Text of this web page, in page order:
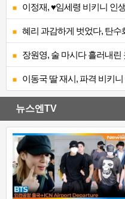
이정재, ♥임세령 비키니 인
혜리 과감하게 벗었다, 탄수
장원영, 술 마시다 흘러내
이동국 딸 재시, 파격 비키
뉴스엔TV